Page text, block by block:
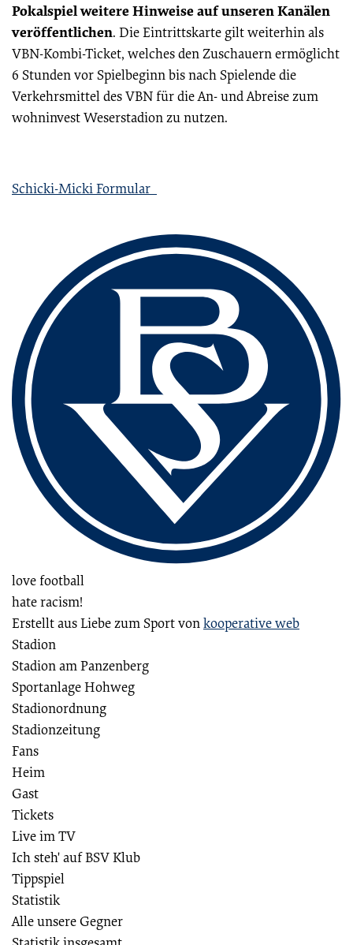
Pokalspiel weitere Hinweise auf unseren Kanälen
veröffentlichen. Die Eintrittskarte gilt weiterhin als
VBN-Kombi-Ticket, welches den Zuschauern ermöglicht
6 Stunden vor Spielbeginn bis nach Spielende die
Verkehrsmittel des VBN für die An- und Abreise zum
wohninvest Weserstadion zu nutzen.
Schicki-Micki Formular
love football
hate racism!
Erstellt aus Liebe zum Sport von
kooperative web
Stadion
Stadion am Panzenberg
Sportanlage Hohweg
Stadionordnung
Stadionzeitung
Fans
Heim
Gast
Tickets
Live im TV
Ich steh' auf BSV Klub
Tippspiel
Statistik
Alle unsere Gegner